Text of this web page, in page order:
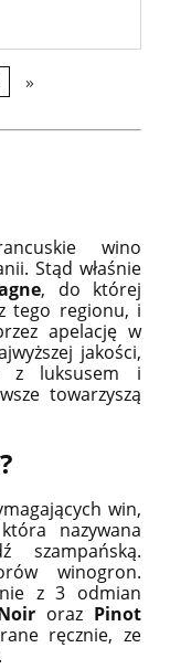
»
wino
Stąd właśnie
, do której
tego regionu, i
apelację w
jakości,
z luksusem i
towarzyszą
win,
nazywana
szampańską.
winogron.
z 3 odmian
oraz Pinot
ręcznie, ze